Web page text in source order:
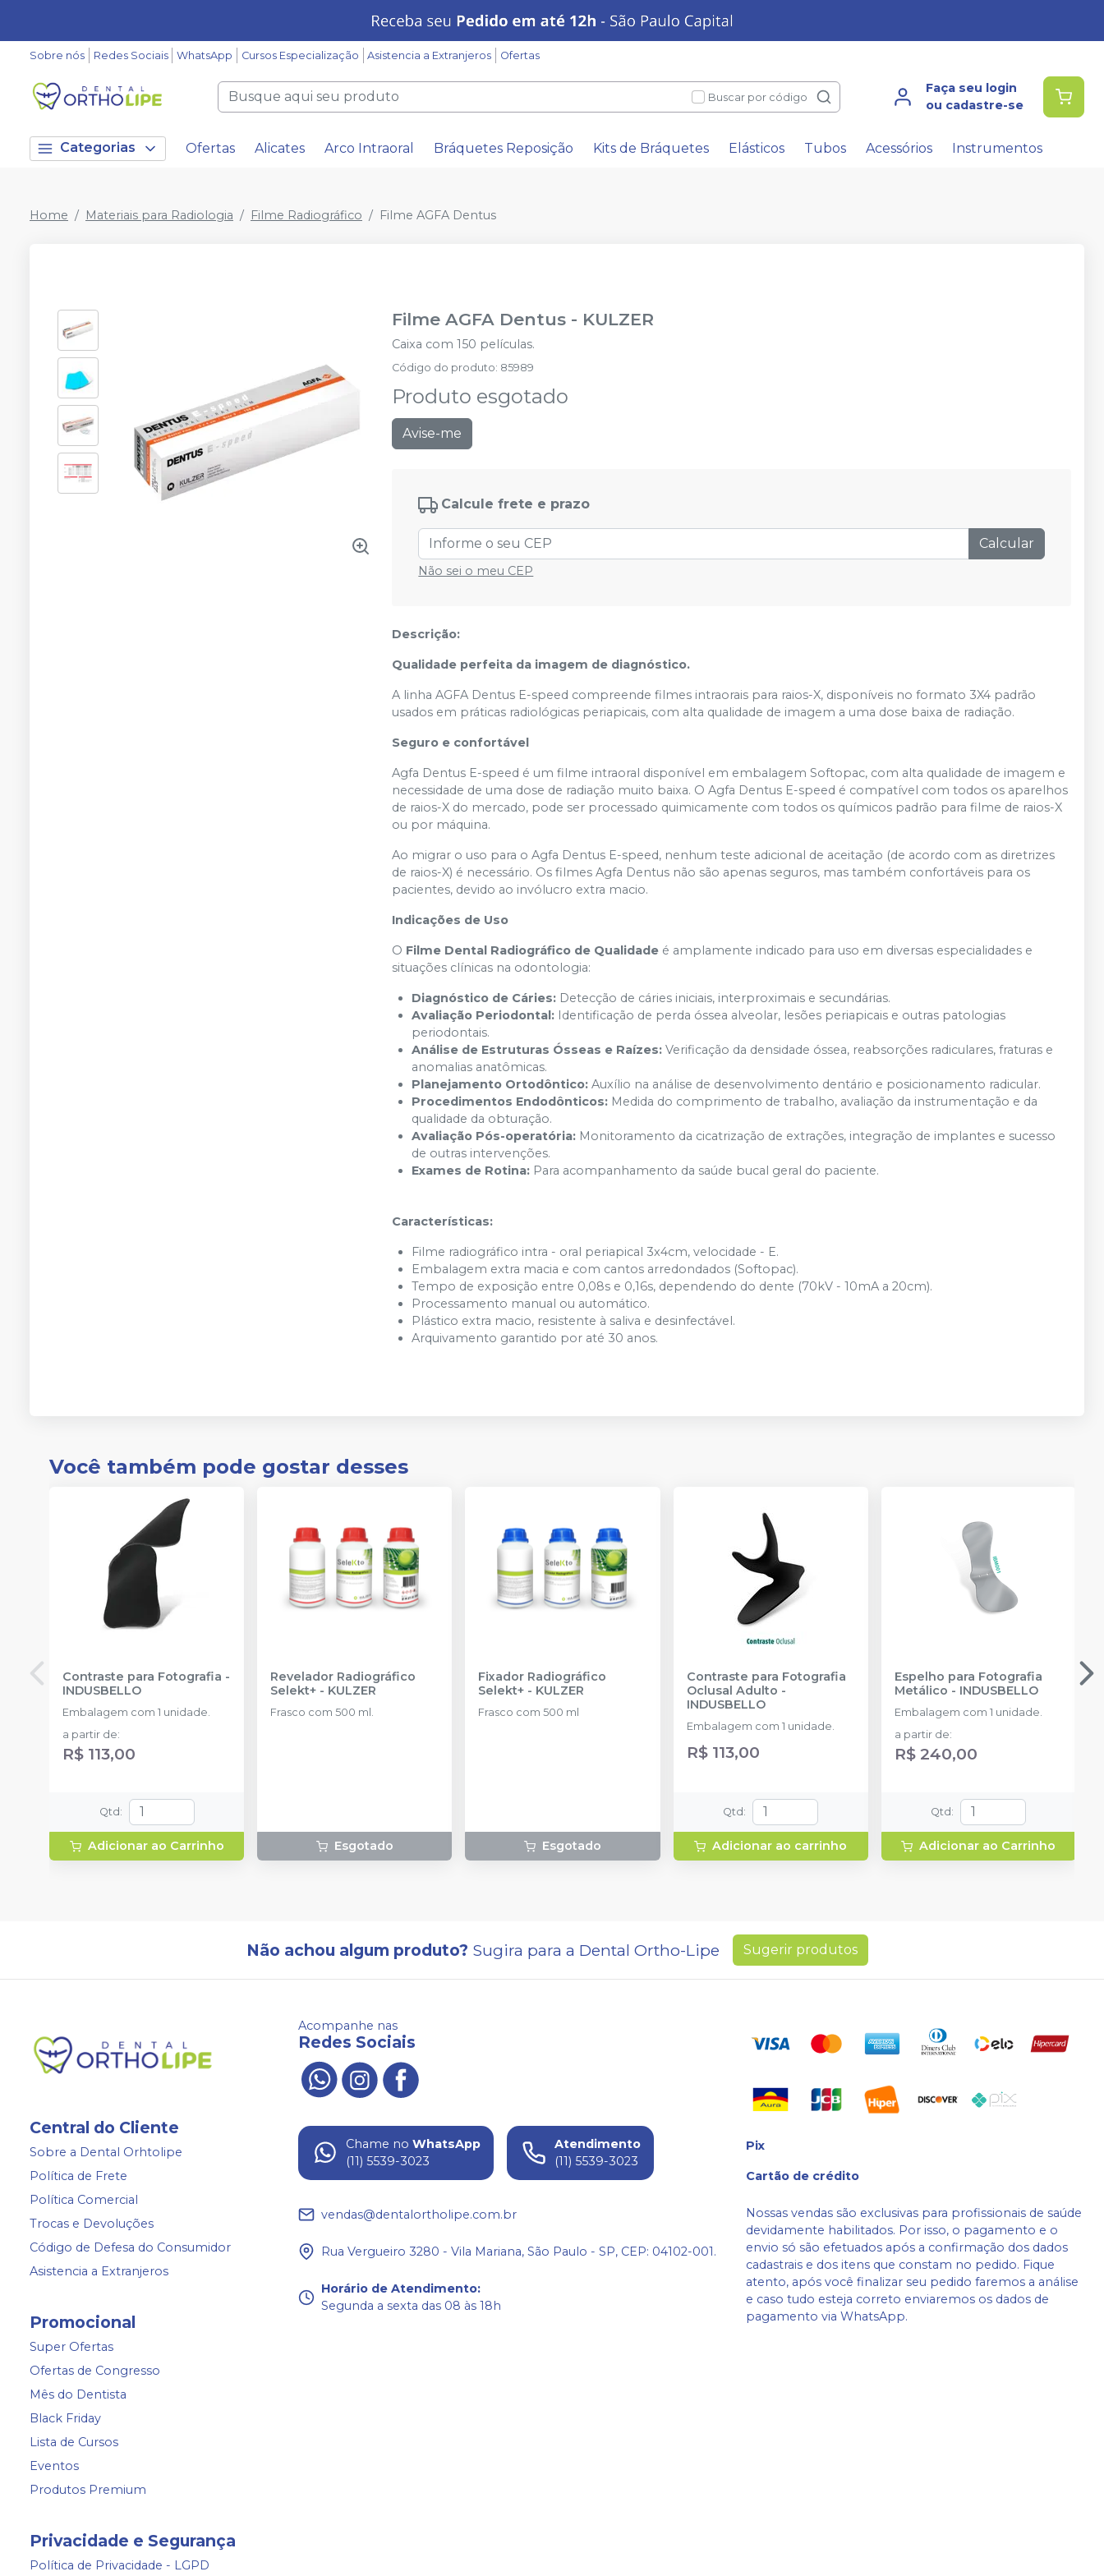
Sobre nós Redes Sociais WhatsApp Cursos Especialização Asistencia a Extranjeros Ofertas
Buscar por código
Faça seu login
ou cadastre-se
Categorias Ofertas Alicates Arco Intraoral Bráquetes Reposição Kits de Bráquetes Elásticos Tubos Acessórios Instrumentos
Home Materiais para Radiologia Filme Radiográfico Filme AGFA Dentus
Filme AGFA Dentus - KULZER
Caixa com 150 películas.
Código do produto: 85989
Produto esgotado
Avise-me
Calcule frete e prazo
Calcular
Não sei o meu CEP
Descrição:
Qualidade perfeita da imagem de diagnóstico.
A linha AGFA Dentus E-speed compreende filmes intraorais para raios-X, disponíveis no formato 3X4 padrão
usados em práticas radiológicas periapicais, com alta qualidade de imagem a uma dose baixa de radiação.
Seguro e confortável
Agfa Dentus E-speed é um filme intraoral disponível em embalagem Softopac, com alta qualidade de imagem e
necessidade de uma dose de radiação muito baixa. O Agfa Dentus E-speed é compatível com todos os aparelhos
de raios-X do mercado, pode ser processado quimicamente com todos os químicos padrão para filme de raios-X
ou por máquina.
Ao migrar o uso para o Agfa Dentus E-speed, nenhum teste adicional de aceitação (de acordo com as diretrizes
de raios-X) é necessário. Os filmes Agfa Dentus não são apenas seguros, mas também confortáveis para os
pacientes, devido ao invólucro extra macio.
Indicações de Uso
O Filme Dental Radiográfico de Qualidade é amplamente indicado para uso em diversas especialidades e
situações clínicas na odontologia:
Diagnóstico de Cáries: Detecção de cáries iniciais, interproximais e secundárias.
Avaliação Periodontal: Identificação de perda óssea alveolar, lesões periapicais e outras patologias
periodontais.
Análise de Estruturas Ósseas e Raízes: Verificação da densidade óssea, reabsorções radiculares, fraturas e
anomalias anatômicas.
Planejamento Ortodôntico: Auxílio na análise de desenvolvimento dentário e posicionamento radicular.
Procedimentos Endodônticos: Medida do comprimento de trabalho, avaliação da instrumentação e da
qualidade da obturação.
Avaliação Pós-operatória: Monitoramento da cicatrização de extrações, integração de implantes e sucesso
de outras intervenções.
Exames de Rotina: Para acompanhamento da saúde bucal geral do paciente.
Características:
Filme radiográfico intra - oral periapical 3x4cm, velocidade - E.
Embalagem extra macia e com cantos arredondados (Softopac).
Tempo de exposição entre 0,08s e 0,16s, dependendo do dente (70kV - 10mA a 20cm).
Processamento manual ou automático.
Plástico extra macio, resistente à saliva e desinfectável.
Arquivamento garantido por até 30 anos.
Você também pode gostar desses
Contraste para Fotografia -
INDUSBELLO
Embalagem com 1 unidade.
a partir de:
R$ 113,00
Qtd :
Adicionar ao Carrinho
Revelador Radiográfico
Selekt+ - KULZER
Frasco com 500 ml.
Esgotado
Fixador Radiográfico
Selekt+ - KULZER
Frasco com 500 ml
Esgotado
Contraste para Fotografia
Oclusal Adulto -
INDUSBELLO
Embalagem com 1 unidade.
R$ 113,00
Qtd :
Adicionar ao carrinho
Espelho para Fotografia
Metálico - INDUSBELLO
Embalagem com 1 unidade.
a partir de:
R$ 240,00
Qtd :
Adicionar ao Carrinho
Não achou algum produto? Sugira para a Dental Ortho-Lipe Sugerir produtos
Central do Cliente
Sobre a Dental Orhtolipe
Política de Frete
Política Comercial
Trocas e Devoluções
Código de Defesa do Consumidor
Asistencia a Extranjeros
Promocional
Super Ofertas
Ofertas de Congresso
Mês do Dentista
Black Friday
Lista de Cursos
Eventos
Produtos Premium
Privacidade e Segurança
Política de Privacidade - LGPD
Acompanhe nas
Redes Sociais
Chame no WhatsApp
(11) 5539-3023
Atendimento
(11) 5539-3023
vendas@dentalortholipe.com.br
Rua Vergueiro 3280 - Vila Mariana, São Paulo - SP, CEP: 04102-001.
Horário de Atendimento:
Segunda a sexta das 08 às 18h
Pix
Cartão de crédito
Nossas vendas são exclusivas para profissionais de saúde
devidamente habilitados. Por isso, o pagamento e o
envio só são efetuados após a confirmação dos dados
cadastrais e dos itens que constam no pedido. Fique
atento, após você finalizar seu pedido faremos a análise
e caso tudo esteja correto enviaremos os dados de
pagamento via WhatsApp.